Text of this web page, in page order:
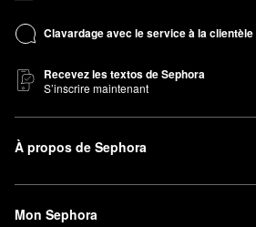
Clavardage avec le service à la clientèle
Recevez les textos de Sephora
S’inscrire maintenant
À propos de Sephora
Mon Sephora